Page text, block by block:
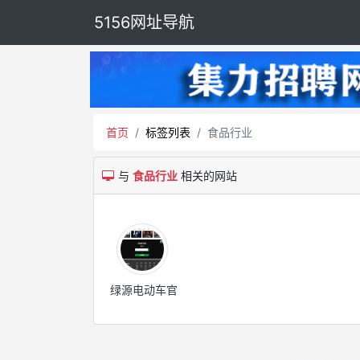
5156网址导航
首页 标签列表 食品行业
与 食品行业 相关的网站
绿源电动车官